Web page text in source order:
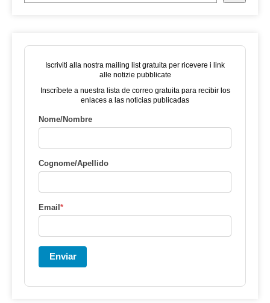
Iscriviti alla nostra mailing list gratuita per ricevere i link
alle notizie pubblicate
Inscríbete a nuestra lista de correo gratuita para recibir los
enlaces a las noticias publicadas
Nome/Nombre
Cognome/Apellido
Email*
Enviar